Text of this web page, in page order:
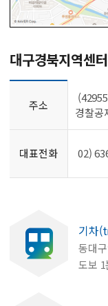
대구경북지역센터
주소
경찰공
대표전화 02)
기차
동대
도보 1